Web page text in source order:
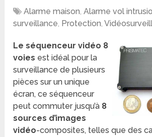
Alarme maison,Alarme vol
surveillance, Protection,
Le séquenceur vidéo 8
voies est idéal pour la
surveillance de plusieurs
pièces sur un unique
écran, ce séquenceur
peut commuter jusqu’à 8
sources d’images
vidéo-composites, telles que des